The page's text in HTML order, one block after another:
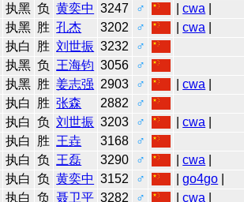
执黑 负 黄奕中 3247 ♂ |cwa
执黑 胜 孔杰 3202 ♂ |cwa
执白 胜 刘世振 3232
♂
执黑 负 王海钧 3056
♂
执黑 胜 姜志强 2903 ♂ |cwa
执白 胜 张森 2882
♂
执白 负 刘世振 3203 ♂ |cwa
执白 胜 王垚 3168
♂
执白 负 王磊 3290 ♂ |cwa
执白 负 黄奕中 3152 ♂ |go4go
执白 负 聂卫平 3282 ♂ |cwa